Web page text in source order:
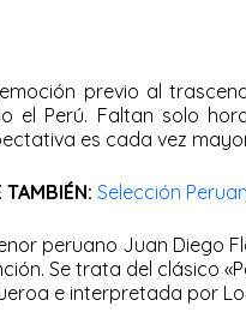
previo al
el Perú. Faltan solo
es cada vez
TAMBIÉN: Selección
peruano Juan Diego
Se trata del clásico
e interpretada por